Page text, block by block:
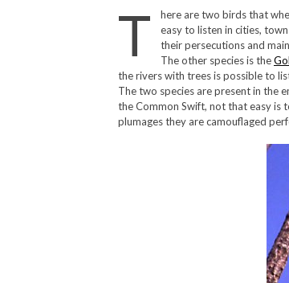
T
here are two birds that
easy to listen in cities,
their persecutions and
The other species is the
the rivers with trees is possible to
The two species are present in the
the Common Swift, not that easy is
plumages they are camouflaged